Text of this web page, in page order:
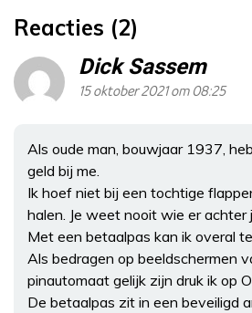
Reacties (2)
Dick Sassem
15 oktober 2021 om 08:25
Als oude man, bouwjaar 1937,
geld bij me.
Ik hoef niet bij een tochtige
halen. Je weet nooit wie er achter
Met een betaalpas kan ik overal
Als bedragen op beeldschermen
pinautomaat gelijk zijn druk ik op
De betaalpas zit in een beveiligd